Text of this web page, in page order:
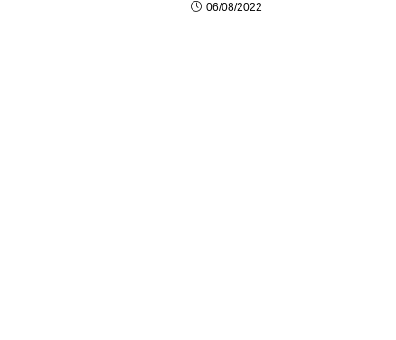
06/08/2022